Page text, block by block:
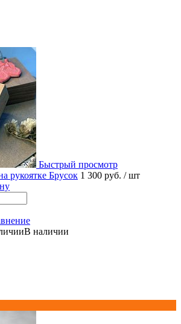
Быстрый просмотр
рукоятке Брусок 1 300 руб. / шт
В наличии